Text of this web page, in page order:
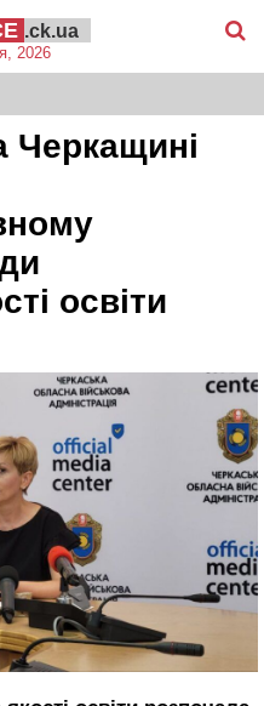
.ck.ua
2026
Черкащині
освіти